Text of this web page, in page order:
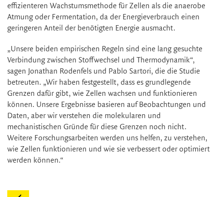
effizienteren Wachstumsmethode für Zellen als die anaerobe
Atmung oder Fermentation, da der Energieverbrauch einen
geringeren Anteil der benötigten Energie ausmacht.
„Unsere beiden empirischen Regeln sind eine lang gesuchte
Verbindung zwischen Stoffwechsel und Thermodynamik“,
sagen Jonathan Rodenfels und Pablo Sartori, die die Studie
betreuten. „Wir haben festgestellt, dass es grundlegende
Grenzen dafür gibt, wie Zellen wachsen und funktionieren
können. Unsere Ergebnisse basieren auf Beobachtungen und
Daten, aber wir verstehen die molekularen und
mechanistischen Gründe für diese Grenzen noch nicht.
Weitere Forschungsarbeiten werden uns helfen, zu verstehen,
wie Zellen funktionieren und wie sie verbessert oder optimiert
werden können.“